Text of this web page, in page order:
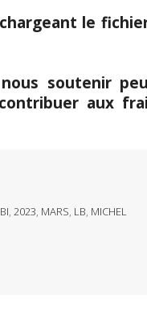
le
soutenir
aux
, 2023, MARS, LB, MICHEL